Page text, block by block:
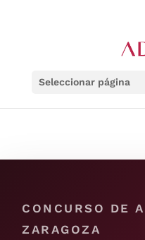
Seleccionar página
CONCURSO DE
ZARAGOZA